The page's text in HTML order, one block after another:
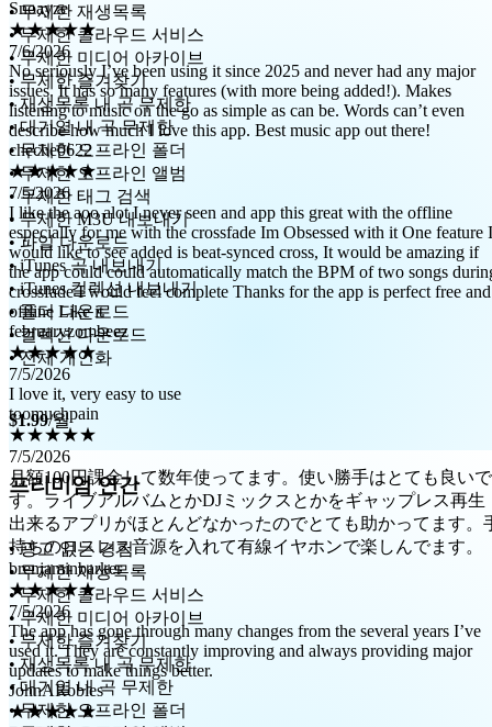
7/6/2026
No seriously I’ve been using it since 2025 and never had any major
issues. It has so many features (with more being added!). Makes
listening to music on the go as simple as can be. Words can’t even
describe how much I love this app. Best music app out there!
cheche0622
★★★★★
7/5/2026
I like the aoo alot I never seen and app this great with the offline
especially for me with the crossfade Im Obsessed with it One feature I
would like to see added is beat-synced cross, It would be amazing if
the app could could automatically match the BPM of two songs
crossfade I would feel complete Thanks for the app is perfect free and
offline Like it
februaryzombeez
★★★★★
7/5/2026
I love it, very easy to use
toomuchpain
★★★★★
7/5/2026
月額100円課金して数年使ってます。使い勝手はとても良いで
す。ライブアルバムとかDJミックスとかをギャップレス再生
出来るアプリがほとんどなかったのでとても助かってます。
持ちのロスレス音源を入れて有線イヤホンで楽しんでます。
brenjaminbarker
★★★★★
7/5/2026
The app has gone through many changes from the several years I’ve
used it. They are constantly improving and always providing major
updates to make things better.
JohnARobles
★★★★★
7/5/2026
The addition of Audio Effect has completely elevated my music
• 무제한 재생목록
• 무제한 클라우드 서비스
• 무제한 미디어 아카이브
• 무제한 즐겨찾기
• 재생목록 내 곡 무제한
• 대기열 내 곡 무제한
• 무제한 오프라인 폴더
• 무제한 오프라인 앨범
• 무제한 태그 검색
• 무제한 M3U 내보내기
• 파일 다운로드
• iTunes 곡 내보내기
• iTunes 컬렉션 내보내기
• 폴더 다운로드
• 컬렉션 다운로드
• 전체 개인화
$1.99/월
프리미엄 연간
• 광고 없는 경험
• 무제한 재생목록
• 무제한 클라우드 서비스
• 무제한 미디어 아카이브
• 무제한 즐겨찾기
• 재생목록 내 곡 무제한
• 대기열 내 곡 무제한
• 무제한 오프라인 폴더